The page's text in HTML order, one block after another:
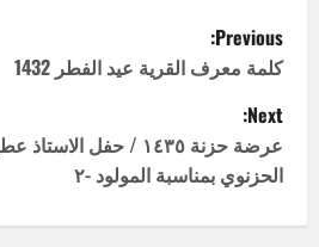
P
o
s
t
n
Previous:
كلمة معرف القرية عيد الفطر 1432
Next:
عرضة حزنة ١٤٣٥ / حفل
الحزنوي بمناسبة المولود -٢